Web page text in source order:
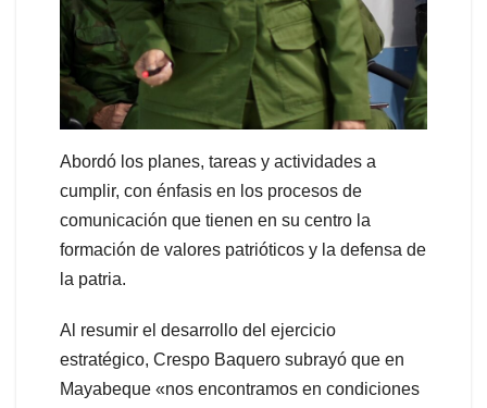
Abordó los planes, tareas y actividades a
cumplir, con énfasis en los procesos de
comunicación que tienen en su centro la
formación de valores patrióticos y la defensa de
la patria.
Al resumir el desarrollo del ejercicio
estratégico, Crespo Baquero subrayó que en
Mayabeque «nos encontramos en condiciones